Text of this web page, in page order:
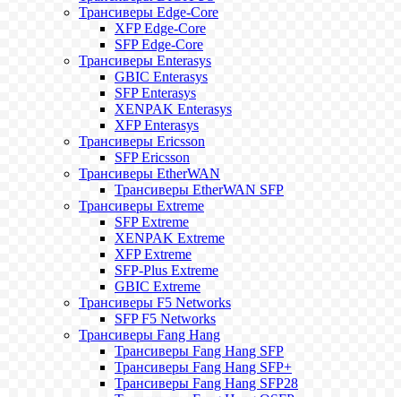
Трансиверы Edge-Core
XFP Edge-Core
SFP Edge-Core
Трансиверы Enterasys
GBIC Enterasys
SFP Enterasys
XENPAK Enterasys
XFP Enterasys
Трансиверы Ericsson
SFP Ericsson
Трансиверы EtherWAN
Трансиверы EtherWAN SFP
Трансиверы Extreme
SFP Extreme
XENPAK Extreme
XFP Extreme
SFP-Plus Extreme
GBIC Extreme
Трансиверы F5 Networks
SFP F5 Networks
Трансиверы Fang Hang
Трансиверы Fang Hang SFP
Трансиверы Fang Hang SFP+
Трансиверы Fang Hang SFP28